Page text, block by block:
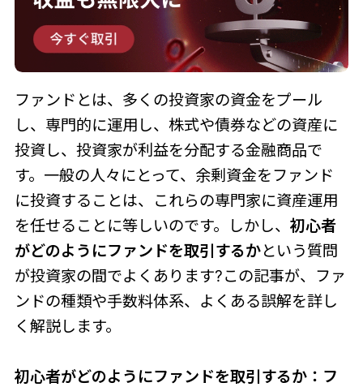
ファンドとは、多くの投資家の資金をプール
し、専門的に運用し、株式や債券などの資産に
投資し、投資家が利益を分配する金融商品で
す。一般の人々にとって、余剰資金をファンド
に投資することは、これらの専門家に資産運用
を任せることに等しいのです。しかし、 初心者
がどのようにファンドを取引するかという質問
が投資家の間でよくあります?この記事が、ファ
ンドの種類や手数料体系、よくある誤解を詳し
く解説します。
初心者がどのようにファンドを取引するか：フ